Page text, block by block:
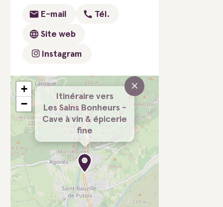
E-mail Tél.
Site web
Instagram
Itinéraire vers
Les Sains Bonheurs -
Cave à vin & épicerie
fine
×
+
−